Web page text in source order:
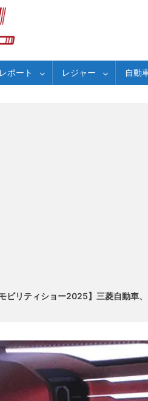
ポート レジャー 自動
モビリティショー2025】三菱自動車